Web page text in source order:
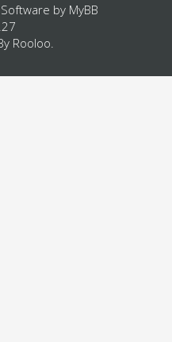
by MyBB
Rooloo